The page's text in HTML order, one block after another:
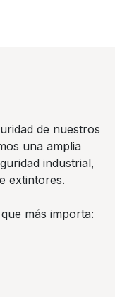
de nuestros
una amplia
industrial,
extintores.
más importa: